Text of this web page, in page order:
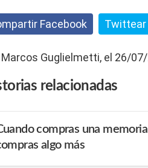
Facebook Twittear
Marcos Guglielmetti, el 26/
relacionadas
compras una
algo más